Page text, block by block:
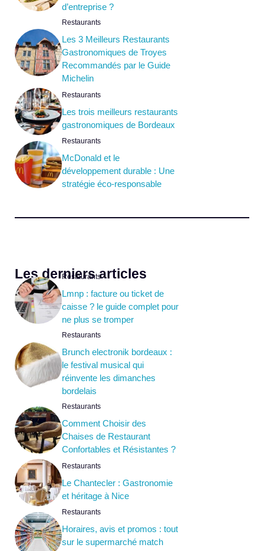
d’entreprise ?
Restaurants
Les 3 Meilleurs Restaurants
Gastronomiques de Troyes
Recommandés par le Guide
Michelin
Restaurants
Les trois meilleurs restaurants
gastronomiques de Bordeaux
Restaurants
McDonald et le
développement durable : Une
stratégie éco-responsable
Les derniers articles
Restaurants
Lmnp : facture ou ticket de
caisse ? le guide complet pour
ne plus se tromper
Restaurants
Brunch electronik bordeaux :
le festival musical qui
réinvente les dimanches
bordelais
Restaurants
Comment Choisir des
Chaises de Restaurant
Confortables et Résistantes ?
Restaurants
Le Chantecler : Gastronomie
et héritage à Nice
Restaurants
Horaires, avis et promos : tout
sur le supermarché match